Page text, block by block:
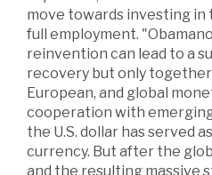
move towards investing in
full employment.
reinvention can lead to a
recovery but only
European, and global
cooperation with
the U.S. dollar has served
currency. But after the
and the resulting massive